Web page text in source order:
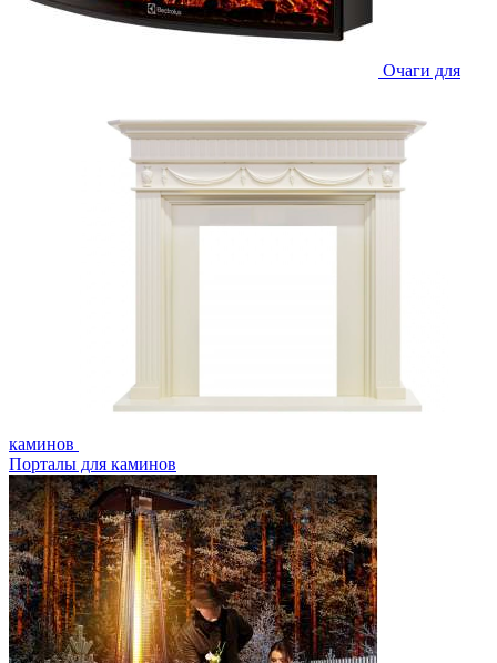
Очаги для
каминов
Порталы для каминов